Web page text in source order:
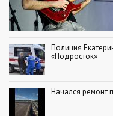
Полиция
«Подросток»
Начался ремонт